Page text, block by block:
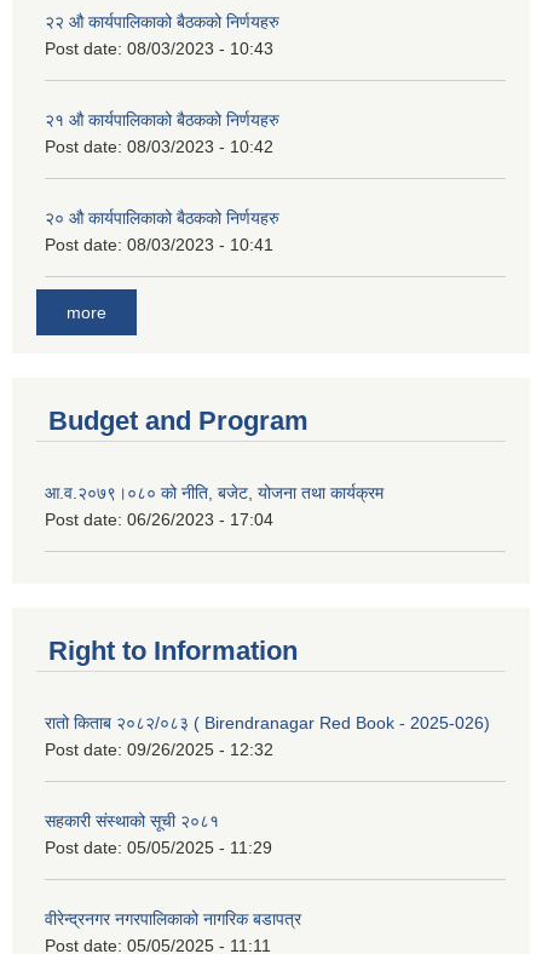
२‍२ औ कार्यपालिकाको बैठकको निर्णयहरु
Post date: 08/03/2023 - 10:43
२‍१ औ कार्यपालिकाको बैठकको निर्णयहरु
Post date: 08/03/2023 - 10:42
२‍० औ कार्यपालिकाको बैठकको निर्णयहरु
Post date: 08/03/2023 - 10:41
more
Budget and Program
आ.व.२०७९।०८० को नीति, बजेट, योजना तथा कार्यक्रम
Post date: 06/26/2023 - 17:04
Right to Information
रातो किताब २०८२/०८३ ( Birendranagar Red Book - 2025-026)
Post date: 09/26/2025 - 12:32
सहकारी संस्थाको सूची २०८१
Post date: 05/05/2025 - 11:29
वीरेन्द्रनगर नगरपालिकाको नागरिक बडापत्र
Post date: 05/05/2025 - 11:11